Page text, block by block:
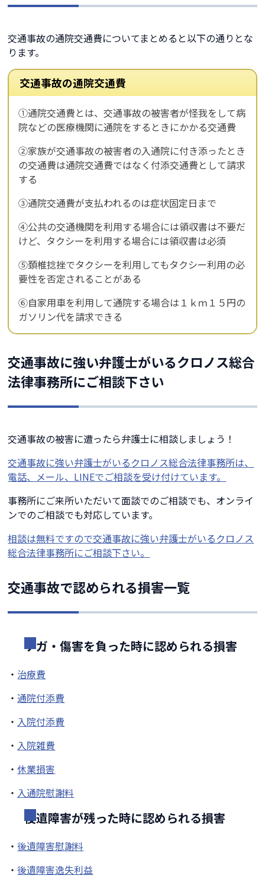
交通事故の通院交通費についてまとめると以下の通りとな
ります。
交通事故の通院交通費
①通院交通費とは、交通事故の被害者が怪我をして病
院などの医療機関に通院をするときにかかる交通費
②家族が交通事故の被害者の入通院に付き添ったとき
の交通費は通院交通費ではなく付添交通費として請求
する
③通院交通費が支払われるのは症状固定日まで
④公共の交通機関を利用する場合には領収書は不要だ
けど、タクシーを利用する場合には領収書は必須
⑤頚椎捻挫でタクシーを利用してもタクシー利用の必
要性を否定されることがある
⑥自家用車を利用して通院する場合は１ｋｍ１５円の
ガソリン代を請求できる
交通事故に強い弁護士がいるクロノス総合
法律事務所にご相談下さい
交通事故の被害に遭ったら弁護士に相談しましょう！
交通事故に強い弁護士がいるクロノス総合法律事務所は、
電話、メール、LINEでご相談を受け付けています。
事務所にご来所いただいて面談でのご相談でも、オンライ
ンでのご相談でも対応しています。
相談は無料ですので交通事故に強い弁護士がいるクロノス
総合法律事務所にご相談下さい。
交通事故で認められる損害一覧
ケガ・傷害を負った時に認められる損害
・ 治療費
・通院付添費
・ 入院付添費
・ 入院雑費
・休業損害
・ 入通院慰謝料
後遺障害が残った時に認められる損害
・後遺障害慰謝料
・後遺障害逸失利益